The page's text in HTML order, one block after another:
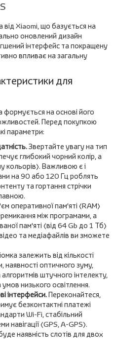
Xiaomi, що базується на
оновлений дизайн
інтерфейс та покращену
впливає на загальну
для
формується на основі його
Перед покупкою
параметри:
Звертайте увагу на тип
глибокий чорний колір, а
кольорів). Важливою є і
на 90 або 120 Гц роблять
та гортання стрічки
оперативної пам'яті (RAM)
між програмами, а
пам'яті (від 64 Gb до 1 Тб)
та медіафайлів ви зможете
залежить від кількості
наявності оптичного зуму,
штучного інтелекту,
низького освітлення.
інтерфейси.Переконайтеся,
безконтактні платежі
Wi-Fi, стабільний
навігації (GPS, A-GPS).
наявність слотів для двох